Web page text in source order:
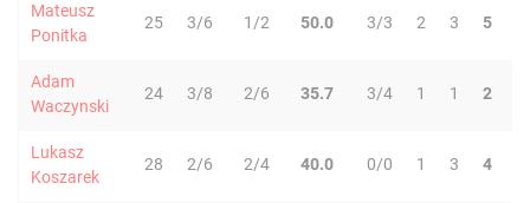
Mateusz
Ponitka
25 3/6 1/2 50.0 3/3 2 3 5
Adam
Waczynski
24 3/8 2/6 35.7 3/4 1 1 2
Lukasz
Koszarek
28 2/6 2/4 40.0 0/0 1 3 4